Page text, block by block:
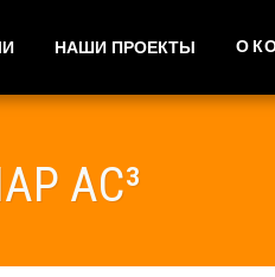
НАШИ ПРОЕКТЫ О
AC³